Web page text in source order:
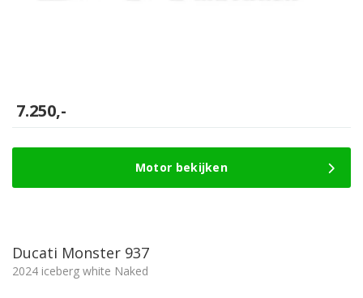
7.250,-
Motor bekijken
Ducati Monster 937
2024 iceberg white Naked